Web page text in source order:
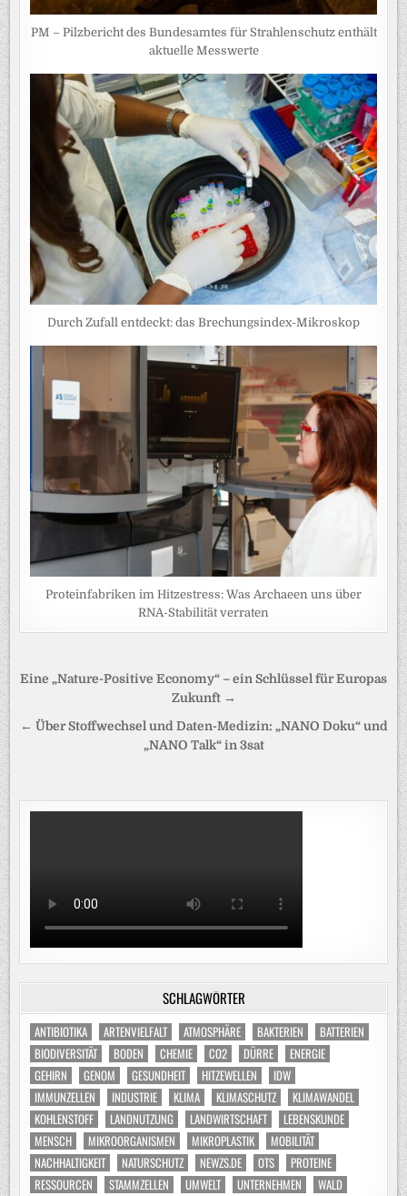
PM – Pilzbericht des Bundesamtes für Strahlenschutz enthält
aktuelle Messwerte
Durch Zufall entdeckt: das Brechungsindex-Mikroskop
Proteinfabriken im Hitzestress: Was Archaeen uns über
RNA-Stabilität verraten
Beitragsnavigation
Eine „Nature-Positive Economy“ – ein Schlüssel für Europas
Zukunft →
← Über Stoffwechsel und Daten-Medizin: „NANO Doku“ und
„NANO Talk“ in 3sat
SCHLAGWÖRTER
ANTIBIOTIKA ARTENVIELFALT ATMOSPHÄRE BAKTERIEN
BATTERIEN
BIODIVERSITÄT
BODEN CHEMIE CO2 DÜRRE
ENERGIE
GEHIRN
GENOM GESUNDHEIT HITZEWELLEN
IDW
IMMUNZELLEN
INDUSTRIE KLIMA KLIMASCHUTZ
KLIMAWANDEL
KOHLENSTOFF
LANDNUTZUNG LANDWIRTSCHAFT
LEBENSKUNDE
MENSCH
MIKROORGANISMEN MIKROPLASTIK
MOBILITÄT
NACHHALTIGKEIT
NATURSCHUTZ NEWZS.DE OTS
PROTEINE
RESSOURCEN
STAMMZELLEN UMWELT UNTERNEHMEN WALD